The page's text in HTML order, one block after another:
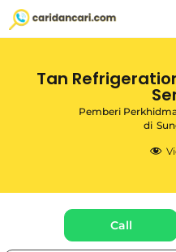
Tan
Pemberi
di
Call